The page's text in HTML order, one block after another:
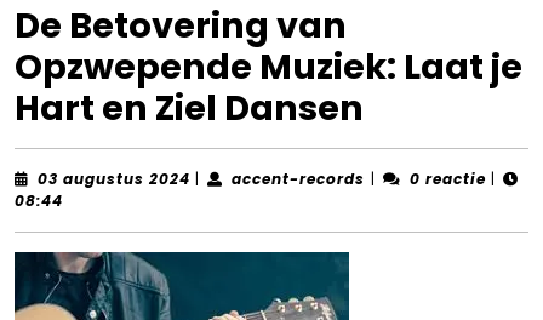
De Betovering van
Opzwepende Muziek: Laat je
Hart en Ziel Dansen
03 augustus 2024 03
| accent-records accent-
| 0 reactie |
08:44